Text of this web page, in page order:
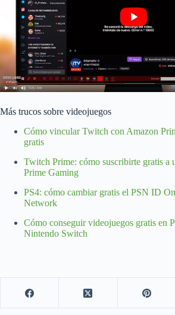
Más trucos sobre videojuegos
Cómo vincular Twitch con Amazon
gratis
Twitch Prime: cómo suscribirte gratis a
Prime Gaming
PS4: cómo cambiar gratis el PSN ID
Network
Cómo conseguir videojuegos gratis en
Nintendo Switch